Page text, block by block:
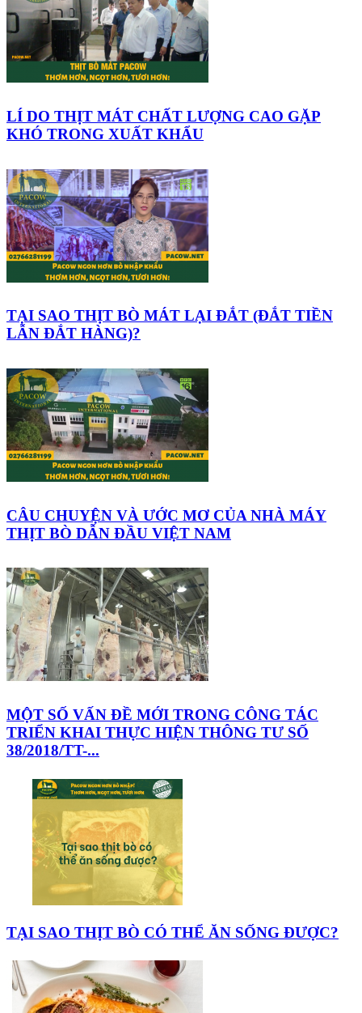
LÍ DO THỊT MÁT CHẤT LƯỢNG CAO GẶP
KHÓ TRONG XUẤT KHẨU
TẠI SAO THỊT BÒ MÁT LẠI ĐẮT (ĐẮT TIỀN
LẪN ĐẮT HÀNG)?
CÂU CHUYỆN VÀ ƯỚC MƠ CỦA NHÀ MÁY
THỊT BÒ DẪN ĐẦU VIỆT NAM
MỘT SỐ VẤN ĐỀ MỚI TRONG CÔNG TÁC
TRIỂN KHAI THỰC HIỆN THÔNG TƯ SỐ
38/2018/TT-...
TẠI SAO THỊT BÒ CÓ THỂ ĂN SỐNG ĐƯỢC?